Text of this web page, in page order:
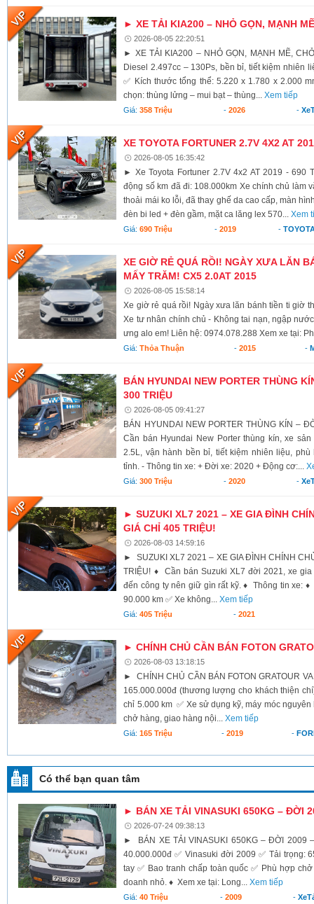
► XE TẢI KIA200 – NHỎ GỌN, MẠNH
2026-08-05 22:20:51
► XE TẢI KIA200 – NHỎ GỌN, MẠNH MẼ,
Diesel 2.497cc – 130Ps, bền bỉ, tiết kiệm nhiên
✅ Kích thước tổng thể: 5.220 x 1.780 x 2.000
chọn: thùng lửng – mui bạt – thùng...Xem tiếp
Giá:358 Triệu -2026 -
XE TOYOTA FORTUNER 2.7V 4X2 AT
2026-08-05 16:35:42
► Xe Toyota Fortuner 2.7V 4x2 AT 2019 - 690
động số km đã đi: 108.000km Xe chính chủ làm
thoải mái ko lỗi, đã thay ghế da cao cấp, màn
đèn bi led + đèn gầm, mặt ca lăng lex 570...Xem
Giá:690 Triệu -2019 -
XE GIỜ RẺ QUÁ RỒI! NGÀY XƯA LĂN
MẤY TRĂM! CX5 2.0AT 2015
2026-08-05 15:58:14
Xe giờ rẻ quá rồi! Ngày xưa lăn bánh tiền ti giờ
Xe tư nhân chính chủ - Không tai nạn, ngập
ưng alo em! Liên hệ: 0974.078.288 Xem xe tại:
Giá:Thỏa Thuận - 2015 -
BÁN HYUNDAI NEW PORTER THÙNG
300 TRIỆU
2026-08-05 09:41:27
BÁN HYUNDAI NEW PORTER THÙNG KÍN –
Cần bán Hyundai New Porter thùng kín, xe
2.5L, vận hành bền bỉ, tiết kiệm nhiên liệu,
tỉnh. - Thông tin xe: + Đời xe: 2020 + Động cơ:...
Giá:300 Triệu -2020 -
► SUZUKI XL7 2021 – XE GIA ĐÌNH
GIÁ CHỈ 405 TRIỆU!
2026-08-03 14:59:16
► SUZUKI XL7 2021 – XE GIA ĐÌNH CHÍNH
TRIỆU! ♦ Cần bán Suzuki XL7 đời 2021, xe
đến công ty nên giữ gìn rất kỹ. ♦ Thông tin xe:
90.000 km ✅ Xe không...Xem tiếp
Giá:405 Triệu - 2021
► CHÍNH CHỦ CẦN BÁN FOTON
2026-08-03 13:18:15
► CHÍNH CHỦ CẦN BÁN FOTON GRATOUR
165.000.000đ (thương lượng cho khách thiện
chỉ 5.000 km ✅ Xe sử dụng kỹ, máy móc
chở hàng, giao hàng nội...Xem tiếp
Giá:165 Triệu - 2019 -
Có thể bạn quan tâm
► BÁN XE TẢI VINASUKI 650KG – ĐỜI
2026-07-24 09:38:13
► BÁN XE TẢI VINASUKI 650KG – ĐỜI 2009
40.000.000đ ✅ Vinasuki đời 2009 ✅ Tải trọng:
tay ✅ Bao tranh chấp toàn quốc ✅ Phù hợp
doanh nhỏ. ♦ Xem xe tại: Long...Xem tiếp
Giá:40 Triệu - 2009 -